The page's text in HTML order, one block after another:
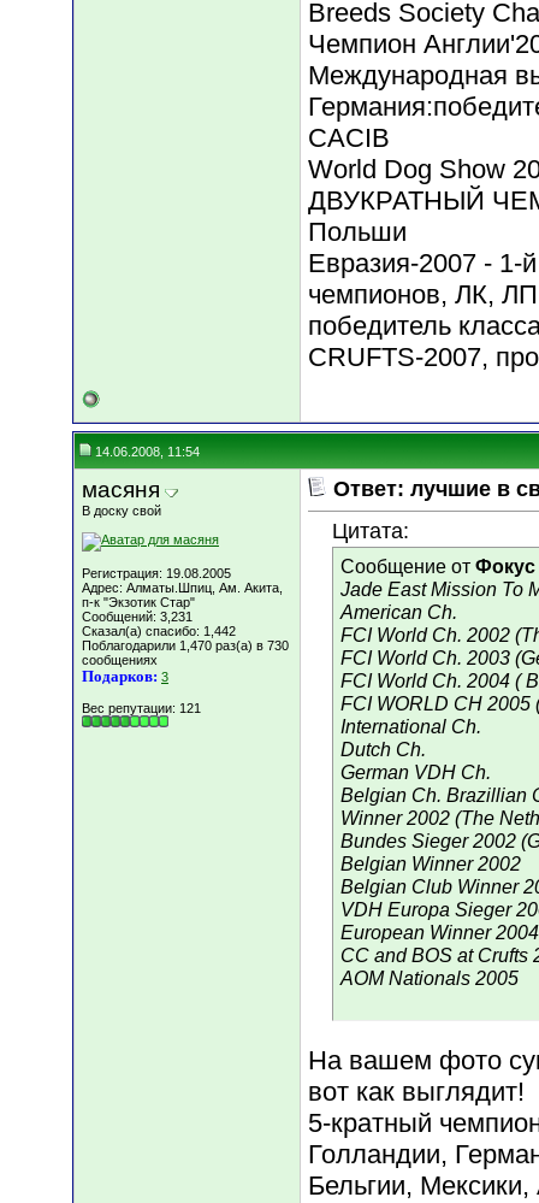
Breeds Society
Чемпион
Международная
CACIB
World Dog Show
ДВУКРАТНЫЙ
Польши
Евразия-2007 - 1-
чемпионов, ЛК,
победитель
CRUFTS-2007,
14.06.2008, 11:54
масяня
В доску свой
Регистрация: 19.08.2005
Адрес: Алматы.Шпиц, Ам. Акита,
п-к "Экзотик Стар"
Сообщений: 3,231
Сказал(а) спасибо: 1,442
Поблагодарили 1,470 раз(а) в 730
сообщениях
Подарков: 3
Вес репутации: 121
Ответ: лучшие в
Цитата:
Сообщение от Фокус
Jade East Mission To
American Ch.
FCI World Ch. 2002
FCI World Ch. 2003
FCI World Ch. 2004 (
FCI WORLD CH 2005
International Ch.
Dutch Ch.
German VDH Ch.
Belgian Ch. Brazillian
Winner 2002 (The
Bundes Sieger 2002
Belgian Winner 2002
Belgian Club Winner
VDH Europa Sieger
European Winner
CC and BOS at Crufts
AOM Nationals 2005
На вашем фото
вот как выглядит!
5-кратный
Голландии,
Бельгии,